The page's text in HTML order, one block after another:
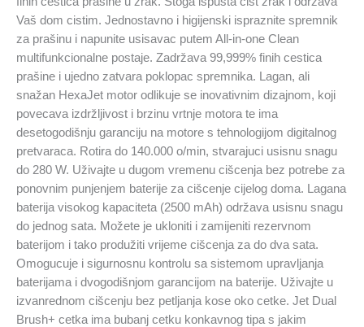
Vaš dom cistim. Jednostavno i higijenski ispraznite spremnik
za prašinu i napunite usisavac putem All-in-one Clean
multifunkcionalne postaje. Zadržava 99,999% finih cestica
prašine i ujedno zatvara poklopac spremnika. Lagan, ali
snažan HexaJet motor odlikuje se inovativnim dizajnom, koji
povecava izdržljivost i brzinu vrtnje motora te ima
desetogodišnju garanciju na motore s tehnologijom digitalnog
pretvaraca. Rotira do 140.000 o/min, stvarajuci usisnu snagu
do 280 W. Uživajte u dugom vremenu cišcenja bez potrebe za
ponovnim punjenjem baterije za cišcenje cijelog doma. Lagana
baterija visokog kapaciteta (2500 mAh) održava usisnu snagu
do jednog sata. Možete je ukloniti i zamijeniti rezervnom
baterijom i tako produžiti vrijeme cišcenja za do dva sata.
Omogucuje i sigurnosnu kontrolu sa sistemom upravljanja
baterijama i dvogodišnjom garancijom na baterije. Uživajte u
izvanrednom cišcenju bez petljanja kose oko cetke. Jet Dual
Brush+ cetka ima bubanj cetku konkavnog tipa s jakim